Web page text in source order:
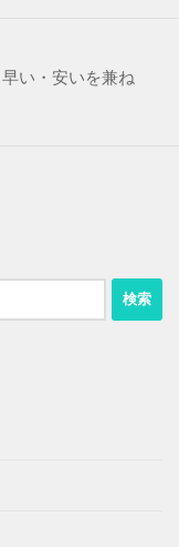
い・安いを兼ね